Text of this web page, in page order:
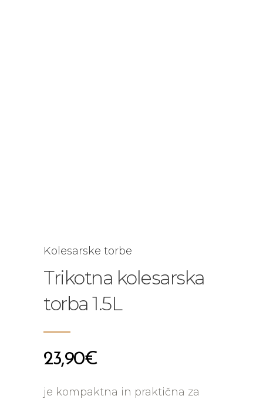
Kolesarske torbe
Trikotna kolesarska
torba 1.5L
23,90€
je kompaktna in praktična za